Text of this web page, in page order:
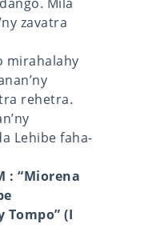
zavatra
mirahalahy
rehetra.
Lehibe faha-
: “Miorena
Tompo” (I